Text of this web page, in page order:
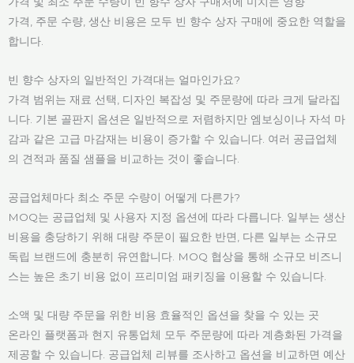
가격, 주문 수량, 생산 비용은 모두 빈 향수 상자 구매에 중요한 역할을
합니다.
빈 향수 상자의 일반적인 가격대는 얼마인가요?
가격 범위는 재료 선택, 디자인 복잡성 및 주문량에 따라 크게 달라집
니다. 기본 골판지 옵션은 일반적으로 저렴하지만 엠보싱이나 자석 마
감과 같은 고급 마감재는 비용이 증가할 수 있습니다. 여러 공급업체
의 견적과 품질 샘플을 비교하는 것이 좋습니다.
공급업체마다 최소 주문 수량이 어떻게 다른가?
MOQ는 공급업체 및 사용자 지정 옵션에 따라 다릅니다. 일부는 생산
비용을 충당하기 위해 대량 주문이 필요한 반면, 다른 일부는 소규모
독립 브랜드에 충분히 유연합니다. MOQ 협상을 통해 소규모 비즈니
스는 높은 초기 비용 없이 프리미엄 패키징을 이용할 수 있습니다.
소액 및 대량 주문을 위한 비용 효율적인 옵션을 찾을 수 있는 곳
온라인 플랫폼과 현지 유통업체 모두 주문량에 따라 계층화된 가격을
제공할 수 있습니다. 공급업체 리뷰를 조사하고 옵션을 비교하면 예산